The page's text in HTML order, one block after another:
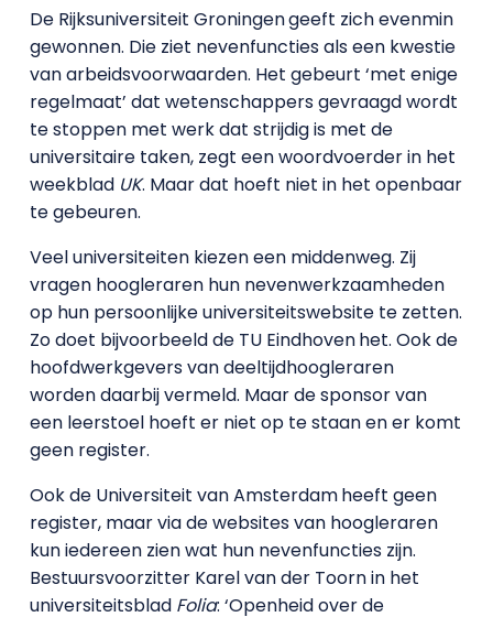
De Rijksuniversiteit Groningengeeft zich evenmin
gewonnen. Die ziet nevenfuncties als een kwestie
van arbeidsvoorwaarden. Het gebeurt ‘met enige
regelmaat’ dat wetenschappers gevraagd wordt
te stoppen met werk dat strijdig is met de
universitaire taken, zegt een woordvoerder in het
weekblad UK. Maar dat hoeft niet in het openbaar
te gebeuren.
Veel universiteiten kiezen een middenweg. Zij
vragen hoogleraren hun nevenwerkzaamheden
op hun persoonlijke universiteitswebsite te zetten.
Zo doet bijvoorbeeld de TU Eindhovenhet. Ook de
hoofdwerkgevers van deeltijdhoogleraren
worden daarbij vermeld. Maar de sponsor van
een leerstoel hoeft er niet op te staan en er komt
geen register.
Ook de Universiteit van Amsterdamheeft geen
register, maar via de websites van hoogleraren
kun iedereen zien wat hun nevenfuncties zijn.
Bestuursvoorzitter Karel van der Toorn in het
universiteitsbladFolia: ‘Openheid over de